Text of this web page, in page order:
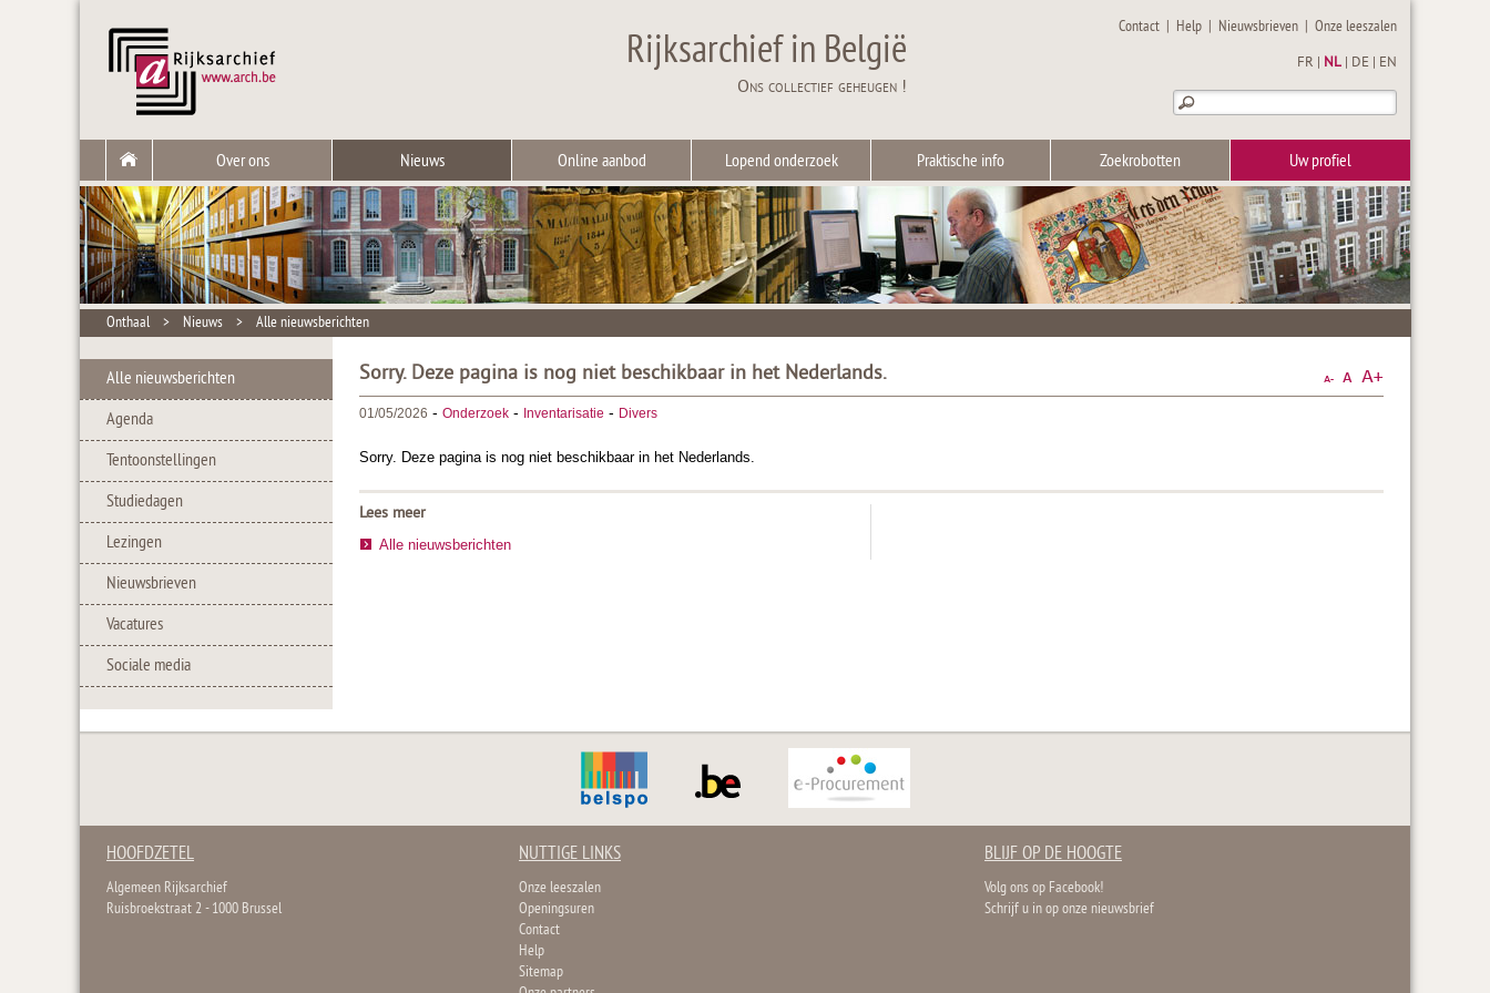
Rijksarchief in België
Ons collectief geheugen !
Contact | Help | Nieuwsbrieven |Onze leeszalen
FR NL DE EN
Over ons Nieuws Online aanbod Lopend onderzoek Praktische info Zoekrobotten Uw profiel
Onthaal > Nieuws > Alle nieuwsberichten
Alle nieuwsberichten
Agenda
Tentoonstellingen
Studiedagen
Lezingen
Nieuwsbrieven
Vacatures
Sociale media
Sorry. Deze pagina is nog niet beschikbaar in het Nederlands.
01/05/2026 - Onderzoek - Inventarisatie - Divers
Sorry. Deze pagina is nog niet beschikbaar in het Nederlands.
Lees meer
Alle nieuwsberichten
HOOFDZETEL
Algemeen Rijksarchief
Ruisbroekstraat 2 - 1000 Brussel
NUTTIGE LINKS
Onze leeszalen
Openingsuren
Contact
Help
Sitemap
BLIJF OP DE HOOGTE
Volg ons op Facebook!
Schrijf u in op onze nieuwsbrief